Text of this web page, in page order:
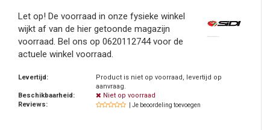
Let op! De voorraad in onze fysieke winkel
wijkt af van de hier getoonde magazijn
voorraad. Bel ons op 0620112744 voor de
actuele winkel voorraad.
Levertijd:
Product is niet op voorraad, levertijd op
aanvraag.
Beschikbaarheid:
Niet op voorraad
Reviews:
| Je beoordeling toevoegen